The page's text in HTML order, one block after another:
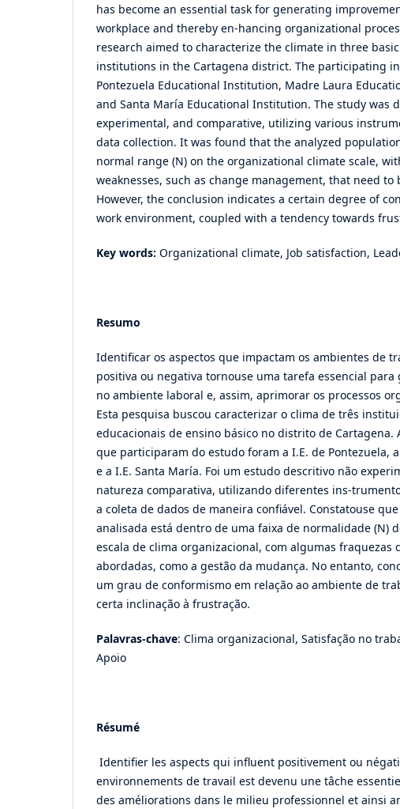
has become an essential task for generating
workplace and thereby en-hancing organizational
research aimed to characterize the climate in three
institutions in the Cartagena district. The participating
Pontezuela Educational Institution, Madre Laura
and Santa María Educational Institution. The study was
experimental, and comparative, utilizing various
data collection. It was found that the analyzed
normal range (N) on the organizational climate scale,
weaknesses, such as change management, that need to
However, the conclusion indicates a certain degree of
work environment, coupled with a tendency towards
Key words: Organizational climate, Job satisfaction,
Resumo
Identificar os aspectos que impactam os ambientes de
positiva ou negativa tornouse uma tarefa essencial para
no ambiente laboral e, assim, aprimorar os processos
Esta pesquisa buscou caracterizar o clima de três
educacionais de ensino básico no distrito de Cartagena.
que participaram do estudo foram a I.E. de Pontezuela,
e a I.E. Santa María. Foi um estudo descritivo não
natureza comparativa, utilizando diferentes ins-
a coleta de dados de maneira confiável. Constatouse
analisada está dentro de uma faixa de normalidade (N)
escala de clima organizacional, com algumas fraquezas
abordadas, como a gestão da mudança. No entanto,
um grau de conformismo em relação ao ambiente de
certa inclinação à frustração.
Palavras-chave: Clima organizacional, Satisfação no
Apoio
Résumé
Identifier les aspects qui influent positivement ou
environnements de travail est devenu une tâche
des améliorations dans le milieu professionnel et ainsi